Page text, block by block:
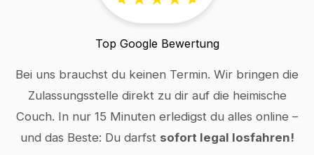
Top Google Bewertung
Bei uns brauchst du keinen Termin. Wir bringen die
Zulassungsstelle direkt zu dir auf die heimische
Couch. In nur 15 Minuten erledigst du alles online –
und das Beste: Du darfst sofort legal losfahren!